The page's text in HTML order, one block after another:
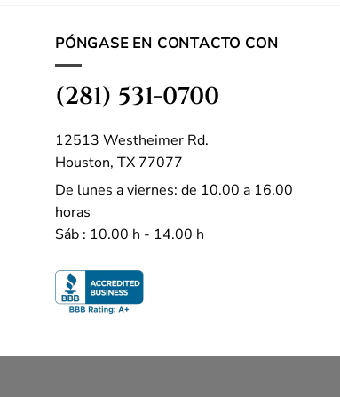
PÓNGASE EN CONTACTO CON
(281) 531-0700
12513 Westheimer Rd.
Houston, TX 77077
De lunes a viernes: de 10.00 a 16.00
horas
Sáb : 10.00 h - 14.00 h